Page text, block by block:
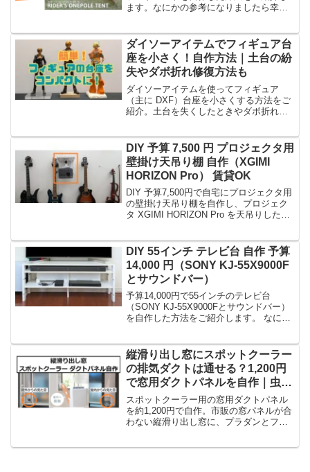
ます。なにかの参考になりましたら幸い
ダイソーアイテムでフィギュア台
座を小さく！自作方法｜土台の紛
失やダボ折れ修復方法も
ダイソーアイテムを使ってフィギュア
（主に DXF）台座を小さくする方法をご
紹介。土台を失くしたときやダボ折れの
復を実現。
DIY 予算 7,500 円 プロジェクタ用
壁掛け天吊り棚 自作（XGIMI
HORIZON Pro） 賃貸OK
DIY 予算7,500円で自宅にプロジェクタ用
の壁掛け天吊り棚を自作し、プロジェク
タ XGIMI HORIZON Pro を天吊りした方
DIY 55インチ テレビ台 自作 予算
14,000 円（SONY KJ-55X9000F
とサウンドバー）
予算14,000円で55インチのテレビ台
（SONY KJ-55X9000Fとサウンドバー）
を自作した方法をご紹介します。 なにか
縦滑り出し窓にスポットクーラー
の排気ダクトは通せる？1,200円
で窓用ダクトパネルを自作｜虫＆
雨対策もOK
スポットクーラー用の窓用ダクトパネル
を約1,200円で自作。市販の窓パネルが合
わない縦滑り出し窓に、プラダンとファ